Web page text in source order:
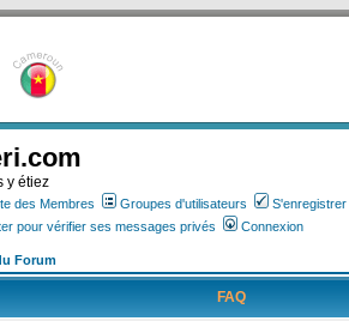
y étiez
des Membres Groupes d'utilisateurs
S'enregistrer
pour vérifier ses messages privés Connexion
Forum
FAQ